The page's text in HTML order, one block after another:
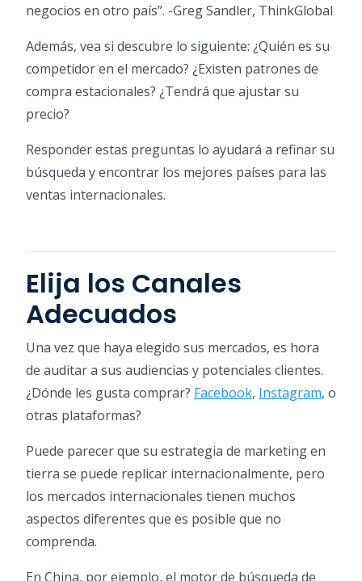
negocios en otro país”. -Greg Sandler, ThinkGlobal
Además, vea si descubre lo siguiente: ¿Quién es su
competidor en el mercado? ¿Existen patrones de
compra estacionales? ¿Tendrá que ajustar su
precio?
Responder estas preguntas lo ayudará a refinar su
búsqueda y encontrar los mejores países para las
ventas internacionales.
Elija los Canales
Adecuados
Una vez que haya elegido sus mercados, es hora
de auditar a sus audiencias y potenciales clientes.
¿Dónde les gusta comprar? Facebook, Instagram, o
otras plataformas?
Puede parecer que su estrategia de marketing en
tierra se puede replicar internacionalmente, pero
los mercados internacionales tienen muchos
aspectos diferentes que es posible que no
comprenda.
En China, por ejemplo, el motor de búsqueda de